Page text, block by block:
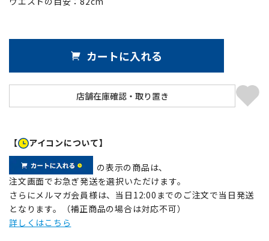
カートに入れる
【 アイコンについて】
の表示の商品は、
注文画面でお急ぎ発送を選択いただけます。
さらにメルマガ会員様は、当日12:00までのご注文で当日発送
となります。（補正商品の場合は対応不可）
詳しくはこちら